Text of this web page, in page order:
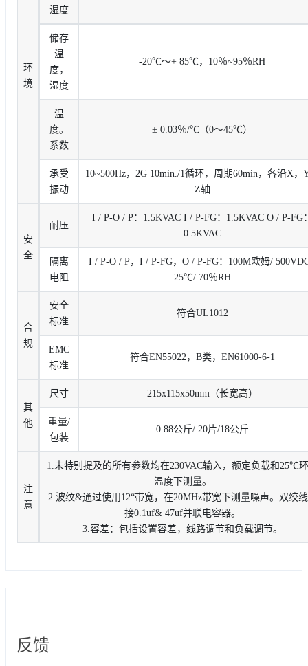
环
境
湿度
储存
温
度，
湿度
-20℃〜+ 85℃，10％~95％RH
温
度。
系数
± 0.03％/℃（0〜45℃）
承受
振动
10~500Hz，2G 10min./1循环，周期60min，各沿X，
Z轴
安
全
耐压
I / P-O / P：1.5KVAC I / P-FG：1.5KVAC O / P-FG
0.5KVAC
隔离
电阻
I / P-O / P，I / P-FG，O / P-FG：100M欧姆/
25℃/ 70％RH
合
规
安全
标准
符合UL1012
EMC
标准
符合EN55022，B类，EN61000-6-1
其
他
尺寸 215x115x50mm（长宽高）
重量/
包装
0.88公斤/ 20片/18公斤
注
意
1.未特别提及的所有参数均在230VAC输入，额定负载和25℃
温度下测量。
2.波纹&通过使用12“带宽，在20MHz带宽下测量噪声。双绞
接0.1uf& 47uf并联电容器。
3.容差：包括设置容差，线路调节和负载调节。
反馈